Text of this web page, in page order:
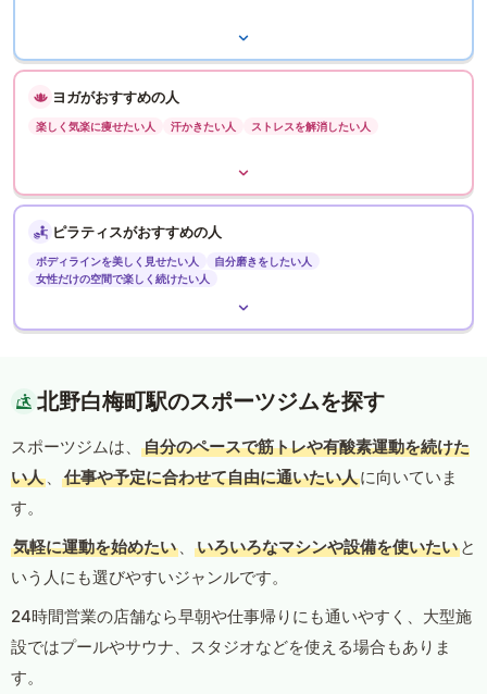
ヨガがおすすめの人
楽しく気楽に痩せたい人 汗かきたい人 ストレスを解消したい人
ピラティスがおすすめの人
ボディラインを美しく見せたい人
自分磨きをしたい人
女性だけの空間で楽しく続けたい人
北野白梅町駅のスポーツジムを探す
スポーツジムは、
自分のペースで筋トレや有酸素運動を続けた
い人 、 仕事や予定に合わせて自由に通いたい人に向いていま
す。
気軽に運動を始めたい 、 いろいろなマシンや設備を使いたい と
いう人にも選びやすいジャンルです。
24時間営業の店舗なら早朝や仕事帰りにも通いやすく、大型施
設ではプールやサウナ、スタジオなどを使える場合もありま
す。